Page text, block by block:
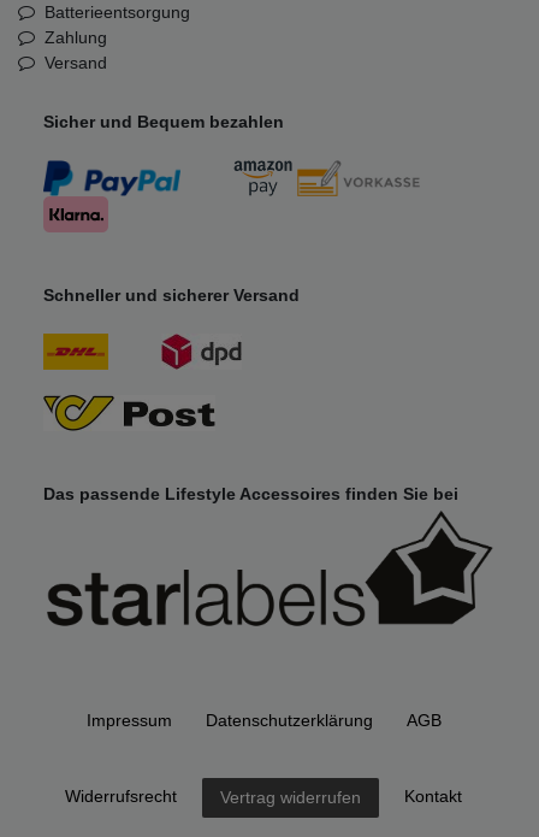
Batterieentsorgung
Zahlung
Versand
Sicher und Bequem bezahlen
Schneller und sicherer Versand
Das passende Lifestyle Accessoires finden Sie bei
Impressum Daten­schutz­erklärung AGB
Widerrufs­recht Vertrag widerrufen Kontakt